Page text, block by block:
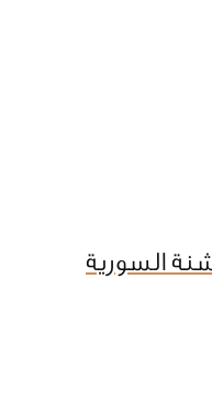
السورية